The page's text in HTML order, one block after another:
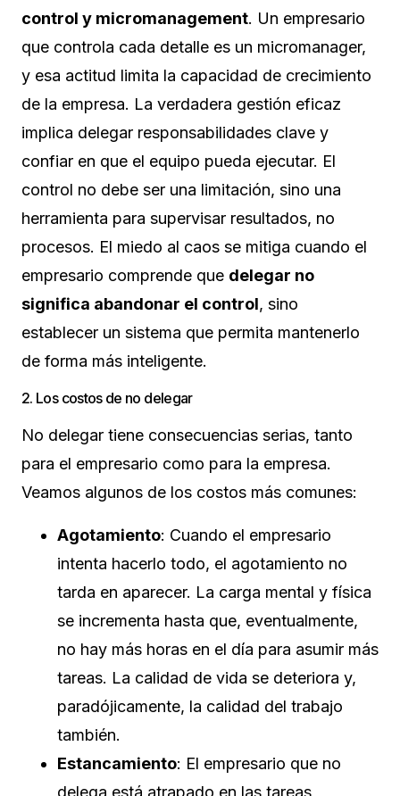
control y micromanagement. Un empresario
que controla cada detalle es un micromanager,
y esa actitud limita la capacidad de crecimiento
de la empresa. La verdadera gestión eficaz
implica delegar responsabilidades clave y
confiar en que el equipo pueda ejecutar. El
control no debe ser una limitación, sino una
herramienta para supervisar resultados, no
procesos. El miedo al caos se mitiga cuando el
empresario comprende que delegar no
significa abandonar el control, sino
establecer un sistema que permita mantenerlo
de forma más inteligente.
2. Los costos de no delegar
No delegar tiene consecuencias serias, tanto
para el empresario como para la empresa.
Veamos algunos de los costos más comunes:
Agotamiento: Cuando el empresario
intenta hacerlo todo, el agotamiento no
tarda en aparecer. La carga mental y física
se incrementa hasta que, eventualmente,
no hay más horas en el día para asumir más
tareas. La calidad de vida se deteriora y,
paradójicamente, la calidad del trabajo
también.
Estancamiento: El empresario que no
delega está atrapado en las tareas